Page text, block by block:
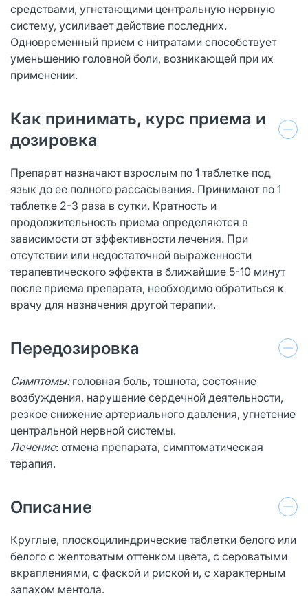
средствами, угнетающими центральную нервную
систему, усиливает действие последних.
Одновременный прием с нитратами способствует
уменьшению головной боли, возникающей при их
применении.
Как принимать, курс приема и
дозировка
Препарат назначают взрослым по 1 таблетке под
язык до ее полного рассасывания. Принимают по 1
таблетке 2-3 раза в сутки. Кратность и
продолжительность приема определяются в
зависимости от эффективности лечения. При
отсутствии или недостаточной выраженности
терапевтического эффекта в ближайшие 5-10 минут
после приема препарата, необходимо обратиться к
врачу для назначения другой терапии.
Передозировка
Симптомы:головная боль, тошнота, состояние
возбуждения, нарушение сердечной деятельности,
резкое снижение артериального давления, угнетение
центральной нервной системы.
Лечение: отмена препарата, симптоматическая
терапия.
Описание
Круглые, плоскоцилиндрические таблетки белого или
белого с желтоватым оттенком цвета, с сероватыми
вкраплениями, с фаской и риской и, с характерным
запахом ментола.